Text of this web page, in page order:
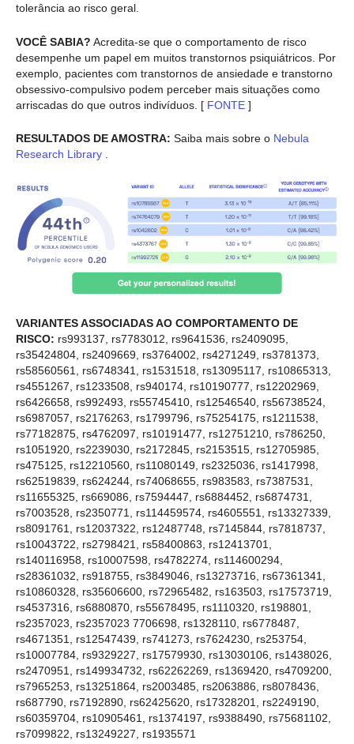
tolerância ao risco geral.
VOCÊ SABIA? Acredita-se que o comportamento de risco
desempenhe um papel em muitos transtornos psiquiátricos. Por
exemplo, pacientes com transtornos de ansiedade e transtorno
obsessivo-compulsivo podem perceber mais situações como
arriscadas do que outros indivíduos. [ FONTE ]
RESULTADOS DE AMOSTRA: Saiba mais sobre o Nebula
Research Library
VARIANTES ASSOCIADAS AO COMPORTAMENTO DE
RISCO: rs993137, rs7783012, rs9641536, rs2409095,
rs35424804, rs2409669, rs3764002, rs4271249, rs3781373,
rs58560561, rs6748341, rs1531518, rs13095117, rs10865313,
rs4551267, rs1233508, rs940174, rs10190777, rs12202969,
rs6426658, rs992493, rs55745410, rs12546540, rs56738524,
rs6987057, rs2176263, rs1799796, rs75254175, rs1211538,
rs77182875, rs4762097, rs10191477, rs12751210, rs786250,
rs1051920, rs2239030, rs2172845, rs2153515, rs12705985,
rs475125, rs12210560, rs11080149, rs2325036, rs1417998,
rs62519839, rs624244, rs74068655, rs983583, rs7387531,
rs11655325, rs669086, rs7594447, rs6884452, rs6874731,
rs7003528, rs2350771, rs114459574, rs4605551, rs13327339,
rs8091761, rs12037322, rs12487748, rs7145844, rs7818737,
rs10043722, rs2798421, rs58400863, rs12413701,
rs140116958, rs10007598, rs4782274, rs114600294,
rs28361032, rs918755, rs3849046, rs13273716, rs67361341,
rs10860328, rs35606600, rs72965482, rs163503, rs17573719,
rs4537316, rs6880870, rs55678495, rs1110320, rs198801,
rs2357023, rs2357023 7706698, rs1328110, rs6778487,
rs4671351, rs12547439, rs741273, rs7624230, rs253754,
rs10007784, rs9329227, rs17579930, rs13030106, rs1438026,
rs2470951, rs149934732, rs62262269, rs1369420, rs4709200,
rs7965253, rs13251864, rs2003485, rs2063886, rs8078436,
rs687790, rs7192890, rs62425620, rs17328201, rs2249190,
rs60359704, rs10905461, rs1374197, rs9388490, rs75681102,
rs7099822, rs13249227, rs1935571